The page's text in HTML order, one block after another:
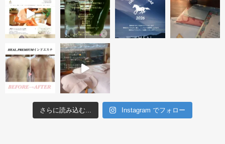
さらに読み込む... Instagram でフォロー